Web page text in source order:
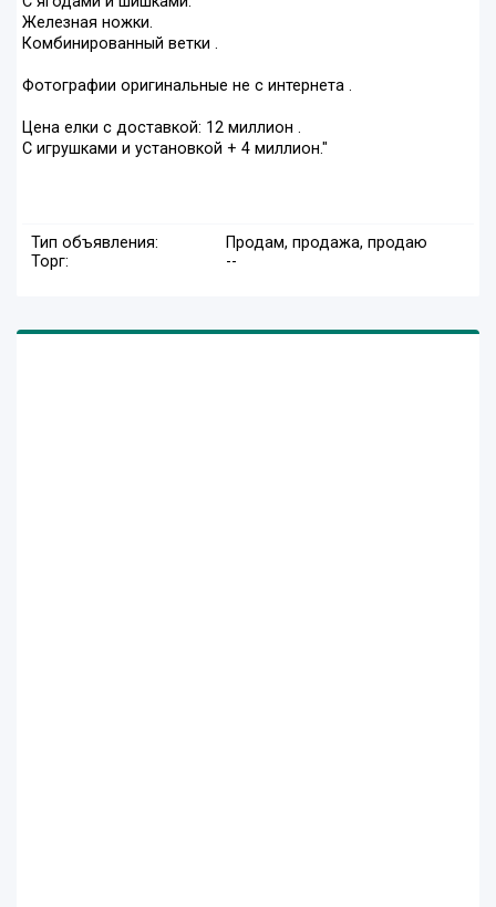
Железная ножки.
Комбинированный ветки .
Фотографии оригинальные не с интернета .
Цена елки с доставкой: 12 миллион .
С игрушками и установкой + 4 миллион."
Тип объявления:
Продам, продажа, продаю
Торг:
--